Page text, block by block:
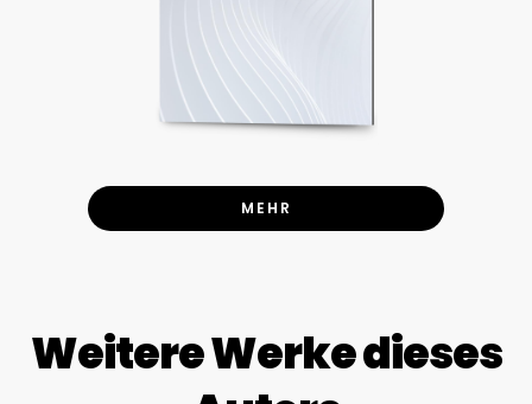
MEHR
Weitere Werke dieses